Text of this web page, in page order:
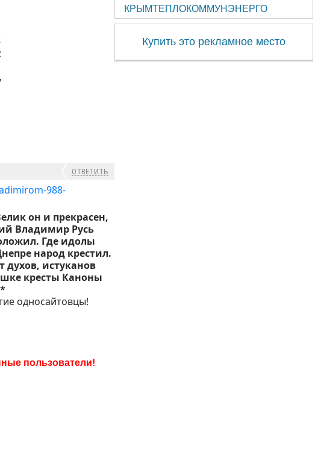
ОТВЕТИТЬ
он и прекрасен,
Владимир Русь
Где идолы
народ крестил.
духов, истуканов
кресты Каноны
односайтовцы!
КРЫМТЕПЛОКОММУНЭНЕРГО
Купить это рекламное место